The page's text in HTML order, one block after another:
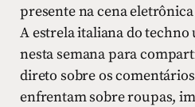
presente na cena
A estrela italiana do
nesta semana para
direto sobre os comentários
enfrentam sobre roupas,